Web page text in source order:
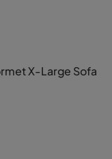
X-Large Sofa